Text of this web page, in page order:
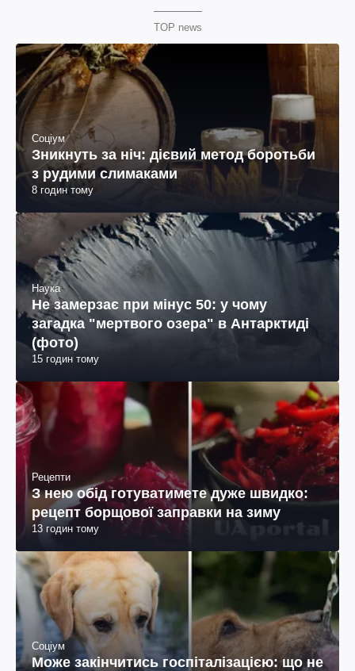
TOP news
Соціум
Зникнуть за ніч: дієвий метод боротьби
з рудими слимаками
8 годин тому
Наука
Не замерзає при мінус 50: у чому
загадка "мертвого озера" в Антарктиді
(фото)
15 годин тому
Рецепти
З нею обід готуватимете дуже швидко:
рецепт борщової заправки на зиму
13 годин тому
Соціум
Може закінчитись госпіталізацією: що не